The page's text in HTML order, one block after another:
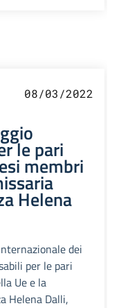
08/03/2022
le pari
membri
Helena
dei
per le pari
Ue e la
Helena Dalli,